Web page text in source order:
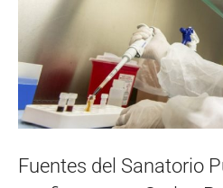
Fuentes del Sanatorio